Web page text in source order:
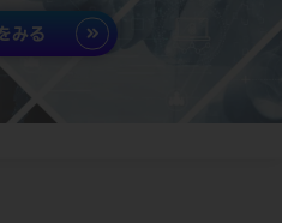
みる